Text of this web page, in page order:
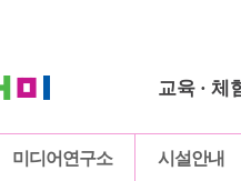
교육 · 체
미디어연구소 시설안내